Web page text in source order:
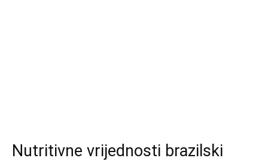
Nutritivne vrijednosti brazilski